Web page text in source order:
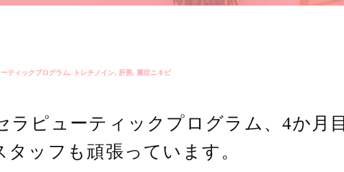
ティックプログラム, トレチノイン, 肝斑, 重症ニキビ
ラピューティックプログラム、4か月目
タッフも頑張っています。